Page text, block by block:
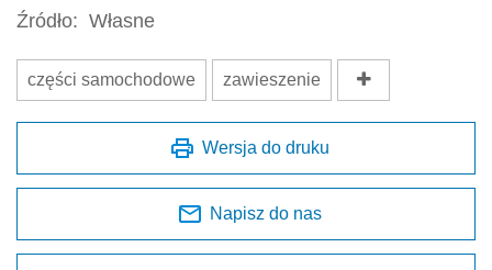
Źródło: Własne
części samochodowe zawieszenie
Wersja do druku
Napisz do nas